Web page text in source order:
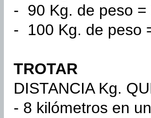
- 90 Kg. de peso =
- 100 Kg. de peso
TROTAR
DISTANCIA Kg.
- 8 kilómetros en